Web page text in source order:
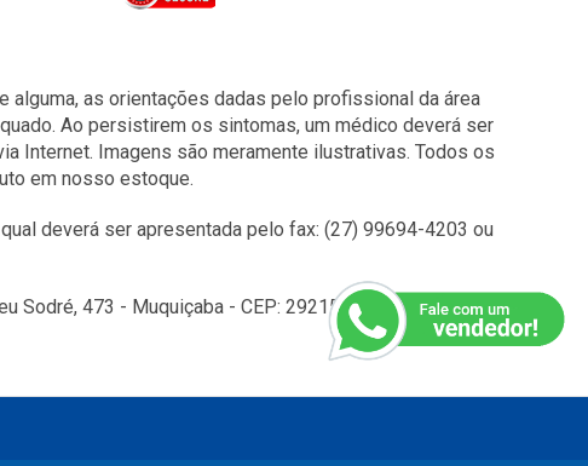
as orientações dadas pelo profissional da área
Ao persistirem os sintomas, um médico deverá ser
Internet. Imagens são meramente ilustrativas. Todos os
em nosso estoque.
deverá ser apresentada pelo fax: (27) 99694-4203 ou
Sodré, 473 - Muquiçaba - CEP: 29215010 - Guarapari - ES